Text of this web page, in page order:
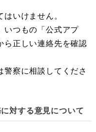
いけません。
つもの「公式アプ
ら正しい連絡先を確認
察に相談してくださ
対する意見について